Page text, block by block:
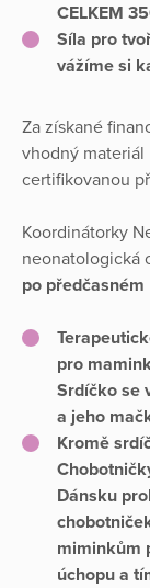
CELKEM
Síla pro
vážíme si
Za získané
vhodný materiál
certifikovanou
Koordinátorky
neonatologická
po
pro
Srdíčko se
a jeho
Kromě
Dánsku
miminkům
úchopu a